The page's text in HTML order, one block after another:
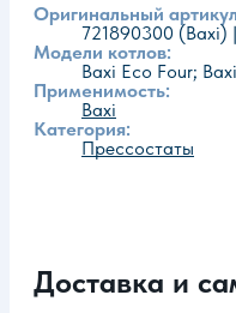
Оригинальный
721890300 (Baxi)
Модели котлов:
Baxi Eco Four;
Применимость:
Baxi
Категория:
Прессостаты
Доставка и